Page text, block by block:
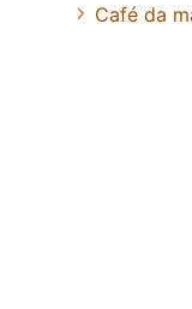
Café da